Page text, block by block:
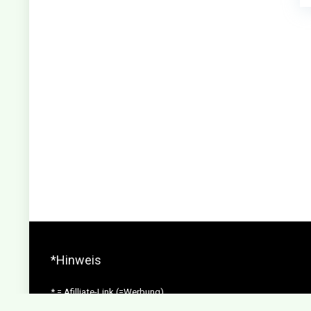
*Hinweis
* = Afilliate-Link (=Werbung)